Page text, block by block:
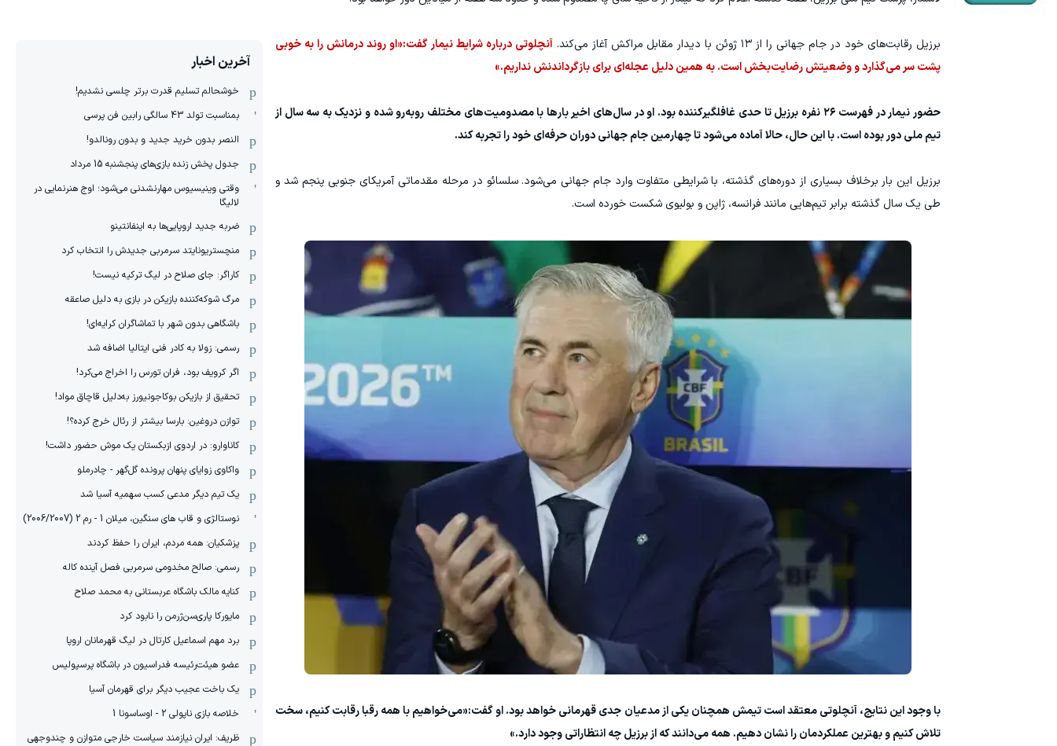
برزیل رقابت‌های خود در جام جهانی را از ۱۳ ژوئن با دیدار مقابل مراکش آغاز می‌کند.
آنچلوتی درباره شرایط نیمار گفت:«او روند درمانش را به خوبی
پشت سر می‌گذارد و وضعیتش رضایت‌بخش است. به همین دلیل عجله‌ای برای بازگرداندنش نداریم.»
حضور نیمار در فهرست ۲۶ نفره برزیل تا حدی غافلگیرکننده بود. او در سال‌های اخیر بارها با مصدومیت‌های مختلف روبه‌رو شده و نزدیک به سه سال از
تیم ملی دور بوده است. با این حال، حالا آماده می‌شود تا چهارمین جام جهانی دوران حرفه‌ای خود را تجربه کند.
برزیل این بار برخلاف بسیاری از دوره‌های گذشته، با شرایطی متفاوت وارد جام جهانی می‌شود. سلسائو در مرحله مقدماتی آمریکای جنوبی پنجم شد و
طی یک سال گذشته برابر تیم‌هایی مانند فرانسه، ژاپن و بولیوی شکست خورده است.
با وجود این نتایج، آنچلوتی معتقد است تیمش همچنان یکی از مدعیان جدی قهرمانی خواهد بود. او گفت:«می‌خواهیم با همه رقبا رقابت کنیم، سخت
تلاش کنیم و بهترین عملکردمان را نشان دهیم. همه می‌دانند که از برزیل چه انتظاراتی وجود دارد.»
آخرین اخبار
خوشحالم تسلیم قدرت برتر چلسی نشدیم!
بمناسبت تولد 43 سالگی رابین فن پرسی
النصر بدون خرید جدید و بدون رونالدو!
جدول پخش زنده بازی‌های پنجشنبه 15 مرداد
وقتی وینیسیوس مهارنشدنی می‌شود؛ اوج هنرنمایی در
لالیگا
ضربه جدید اروپایی‌ها به اینفانتینو
منچستریونایتد سرمربی جدیدش را انتخاب کرد
کاراگر: جای صلاح در لیگ ترکیه نیست!
مرگ شوکه‌کننده بازیکن در بازی به دلیل صاعقه
باشگاهی بدون شهر با تماشاگران کرایه‌ای!
رسمی: زولا به کادر فنی ایتالیا اضافه شد
اگر کرویف بود، فران تورس را اخراج می‌کرد!
تحقیق از بازیکن بوکاجونیورز به‌دلیل قاچاق مواد!
توازن دروغین: بارسا بیشتر از رئال خرج کرده؟!
کاناوارو: در اردوی ازبکستان یک موش حضور داشت!
واکاوی زوایای پنهان پرونده گل‌گهر - چادرملو
یک تیم دیگر مدعی کسب سهمیه آسیا شد
نوستالژی و قاب های سنگین، میلان 1 - رم 2 (2006/2007)
پزشکیان: همه مردم، ایران را حفظ کردند
رسمی: صالح مخدومی سرمربی فصل آینده کاله
کنایه مالک باشگاه عربستانی به محمد صلاح
مایورکا پاری‌سن‌ژرمن را نابود کرد
برد مهم اسماعیل کارتال در لیگ قهرمانان اروپا
عضو هیئت‌رئیسه فدراسیون در باشگاه پرسپولیس
یک باخت عجیب دیگر برای قهرمان آسیا
خلاصه بازی ناپولی 2 - اوساسونا 1
ظریف: ایران نیازمند سیاست خارجی متوازن و چندوجهی